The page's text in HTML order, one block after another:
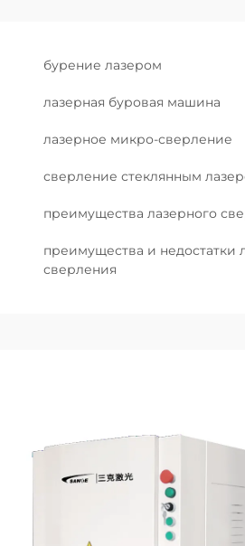
бурение лазером
лазерная буровая машина
лазерное микро-сверление
сверление стеклянным
преимущества лазерного
преимущества и недостатки
сверления